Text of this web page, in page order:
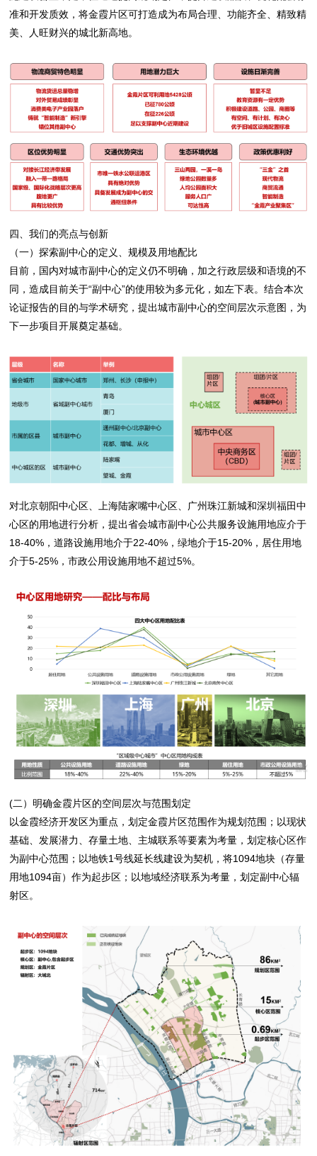
准和开发质效，将金霞片区可打造成为布局合理、功能齐全、精致精
美、人旺财兴的城北新高地。
四、我们的亮点与创新
（一）探索副中心的定义、规模及用地配比
目前，国内对城市副中心的定义仍不明确，加之行政层级和语境的不
同，造成目前关于“副中心”的使用较为多元化，如左下表。结合本次
论证报告的目的与学术研究，提出城市副中心的空间层次示意图，为
下一步项目开展奠定基础。
对北京朝阳中心区、上海陆家嘴中心区、广州珠江新城和深圳福田中
心区的用地进行分析，提出省会城市副中心公共服务设施用地应介于
18-40%，道路设施用地介于22-40%，绿地介于15-20%，居住用地
介于5-25%，市政公用设施用地不超过5%。
(二）明确金霞片区的空间层次与范围划定
以金霞经济开发区为重点，划定金霞片区范围作为规划范围；以现状
基础、发展潜力、存量土地、主城联系等要素为考量，划定核心区作
为副中心范围；以地铁1号线延长线建设为契机，将1094地块（存量
用地1094亩）作为起步区；以地域经济联系为考量，划定副中心辐
射区。